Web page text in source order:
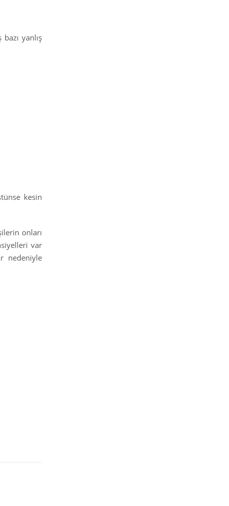
yanlış
kesin
onları
var
nedeniyle